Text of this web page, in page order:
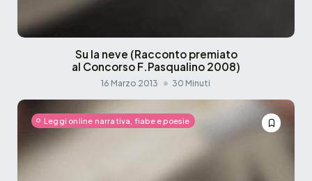
Su la neve (Racconto premiato
al Concorso F.Pasqualino 2008)
16 Marzo 2013 30 Minuti
Leggi online narrativa, fiabe e poesie